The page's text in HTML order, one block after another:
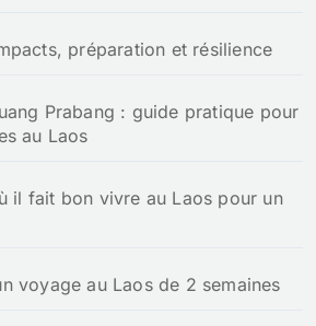
préparation et résilience
Prabang : guide pratique pour
au Laos
il fait bon vivre au Laos pour un
voyage au Laos de 2 semaines